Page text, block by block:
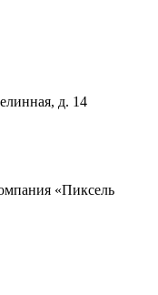
д. 14